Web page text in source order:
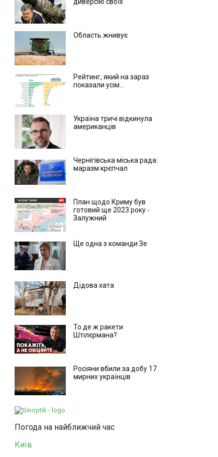
Область жнивує
Рейтинг, який на зараз
показали усім...
Україна тричі відкинула
американців
Чернігівська міська рада:
маразм крєпчал
План щодо Криму був
готовий ще 2023 року -
Залужний
Ще одна з команди Зе
Дідова хата
То де ж ракети
Штілєрмана?
Росіяни вбили за добу 17
мирних українців
Погода на найближчий час
Київ